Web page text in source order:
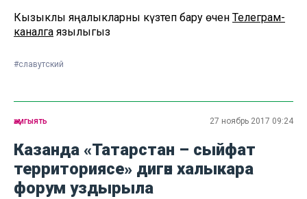
Кызыклы яңалыкларны күзәтеп бару өчен Телеграм-
каналга язылыгыз
#славутский
җәмгыять 27 ноябрь 2017 09:24
Казанда «Татарстан – сыйфат
территориясе» дигән халыкара
форум уздырыла